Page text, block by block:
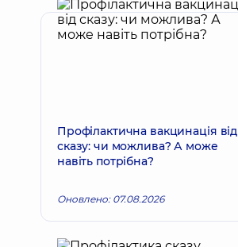
Профілактична вакцинація від
сказу: чи можлива? А може
навіть потрібна?
Оновлено: 07.08.2026